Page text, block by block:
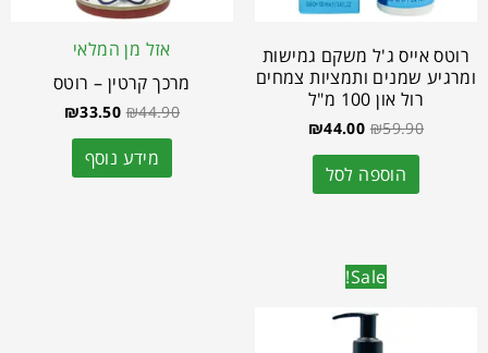
רוטס אייס ג'ל משקם גמישות
ומרגיע שמנים ותמציות צמחים
רול און 100 מ"ל
₪59.90
₪44.00
הוספה לסל
אזל מן המלאי
מרכך קרטין – רוטס
₪44.90
₪33.50
מידע נוסף
Sale!